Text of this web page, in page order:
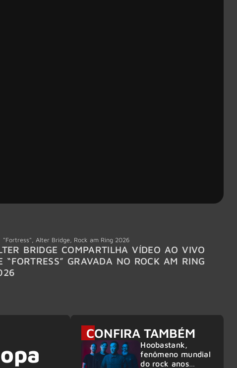
"Fortress",Alter Bridge, Rock am Ring 2026
BRIDGE COMPARTILHA VÍDEO AO VIVO
“FORTRESS” GRAVADA NO ROCK AM RING
CONFIRA TAMBÉM
Hoobastank,
fenômeno mundial
do rock anos